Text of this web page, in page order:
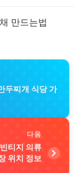
만드는법
두찌개 식당 가
다음
티지 의류
위치 정보